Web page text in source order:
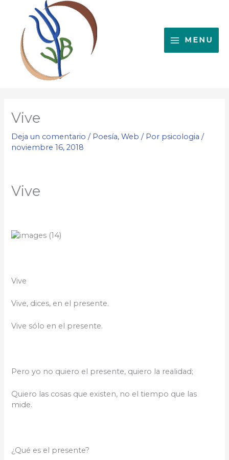
contenido
MENU
Vive
Deja un comentario / Poesía,Web / Por psicologia/
noviembre 16, 2018
Vive
Vive
Vive, dices, en el presente.
Vive sólo en el presente.
Pero yo no quiero el presente, quiero la realidad;
Quiero las cosas que existen, no el tiempo que las
mide.
¿Qué es el presente?